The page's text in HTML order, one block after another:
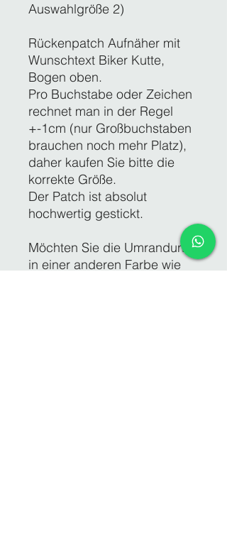
Auswahlgröße 2)
Rückenpatch Aufnäher mit
Wunschtext Biker Kutte,
Bogen oben.
Pro Buchstabe oder Zeichen
rechnet man in der Regel
+-1cm (nur Großbuchstaben
brauchen noch mehr Platz),
daher kaufen Sie bitte die
korrekte Größe.
Der Patch ist absolut
hochwertig gestickt.
Möchten Sie die Umrandung
in einer anderen Farbe wie